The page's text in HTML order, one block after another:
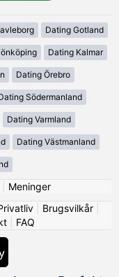
Dating Gotland
Dating Kalmar
Dating Örebro
Södermanland
Dating Varmland
Dating Västmanland
Meninger
| Brugsvilkår|
| FAQ